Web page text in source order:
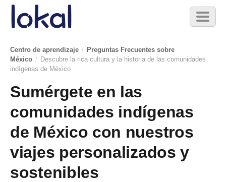
Skip to main content
Toggle
Centro de aprendizaje / Preguntas Frecuentes sobre
México / Descubre la rica cultura y la historia de las comunidades
indígenas de México
Sumérgete en las
comunidades indígenas
de México con nuestros
viajes personalizados y
sostenibles